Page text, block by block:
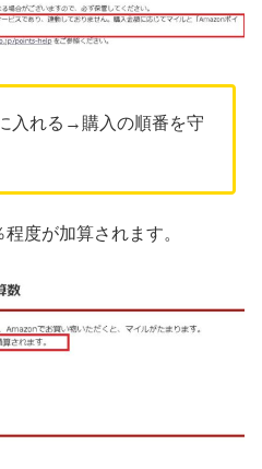
入れる→購入の順番を守
度が加算されます。